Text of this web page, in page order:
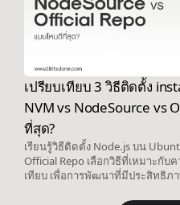
เปรียบเทียบ 3 วิธีติดตั้ง
NVM vs NodeSource vs
ที่สุด?
เรียนรู้วิธีติดตั้ง Node.js บน
Official Repo เลือกวิธีที่เหมาะกั
เทียบ เพื่อการพัฒนาที่มีประสิทธิภ